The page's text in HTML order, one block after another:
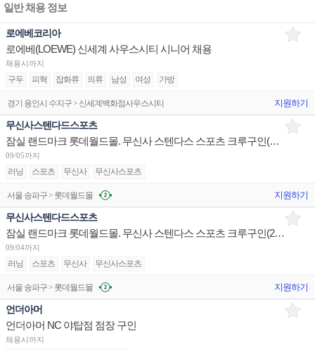
일반 채용 정보
로에베코리아
로에베(LOEWE) 신세계 사우스시티 시니어 채용
채용시까지
구두 피혁 잡화류 의류 남성 여성 가방
경기 용인시 수지구 > 신세계백화점사우스시티 지원하기
무신사스텐다드스포츠
잠실 랜드마크 롯데월드몰. 무신사 스텐다스 스포츠 크루구인(막둥이 2명구인)
09/05까지
러닝 스포츠 무신사 무신사스포츠
서울 송파구 > 롯데월드몰 지원하기
무신사스텐다드스포츠
잠실 랜드마크 롯데월드몰. 무신사 스텐다스 스포츠 크루구인(2명구인)
09/04까지
러닝 스포츠 무신사 무신사스포츠
서울 송파구 > 롯데월드몰 지원하기
언더아머
언더아머 NC 야탑점 점장 구인
채용시까지